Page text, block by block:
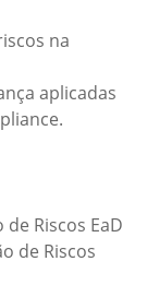
na
aplicadas
Riscos EaD
de Riscos